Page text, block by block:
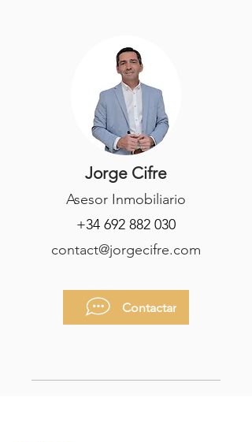
Jorge Cifre
Asesor Inmobiliario
+34 692 882 030
contact@jorgecifre.com
Contactar